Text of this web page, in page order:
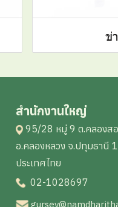
ข่า
สำนักงานใหญ่
95/28 หมู่ 9 ต.คลองส
อ.คลองหลวง จ.ปทุมธานี
ประเทศไทย
02-1028697